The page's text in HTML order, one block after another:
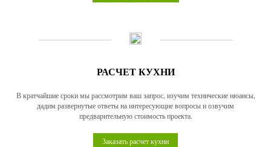
РАСЧЕТ КУХНИ
В кратчайшие сроки мы рассмотрим ваш запрос, изучим технические нюансы,
дадим развернутые ответы на интересующие вопросы и озвучим
предварительную стоимость проекта.
Заказать расчет кухни